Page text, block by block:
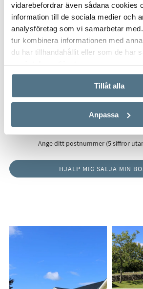
vidarebefordrar även sådana cookies
information till de sociala medier och
analysföretag som vi samarbetar
tur kombinera informationen med
du har tillhandahållit eller som de har
använt deras tjänster.
Tillåt alla
Anpassa
Postort
Postnummer*
Ange ditt postnummer (5 siffror